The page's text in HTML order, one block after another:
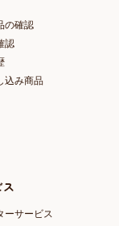
の確認
認
込み商品
ーサービス